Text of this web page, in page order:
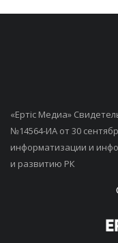
«Ертiс Медиа»
№14564-ИА от 30
информатизации и
и развитию РК